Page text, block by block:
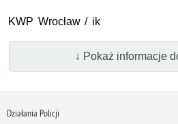
KWP Wrocław / ik
↓ Pokaż informacje
Działania Policji